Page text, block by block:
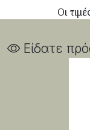
Οι
Είδατε